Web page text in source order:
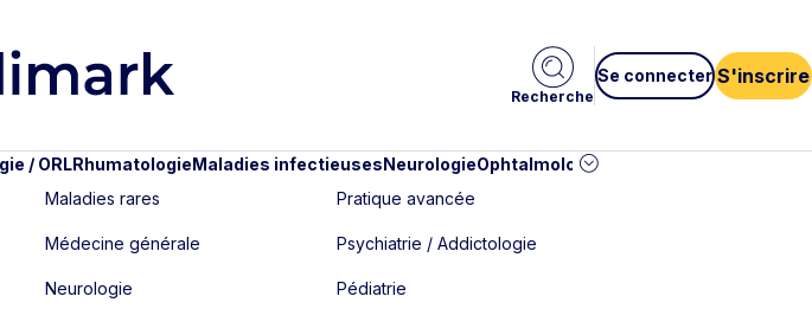
Recherche
Se connecter S'inscrire
/ ORLRhumatologieMaladies infectieusesNeurologieOphtalmologie
Maladies rares
Médecine générale
Neurologie
Pratique avancée
Psychiatrie / Addictologie
Pédiatrie